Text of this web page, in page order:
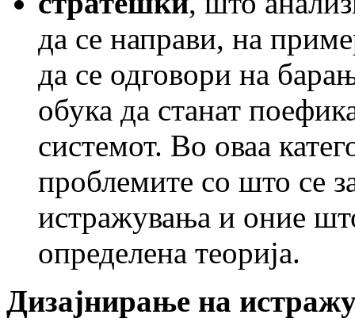
да се направи, на
да се одговори на
обука да станат
системот. Во оваа
проблемите со што се
истражувања и оние
определена теорија.
Дизајнирање на